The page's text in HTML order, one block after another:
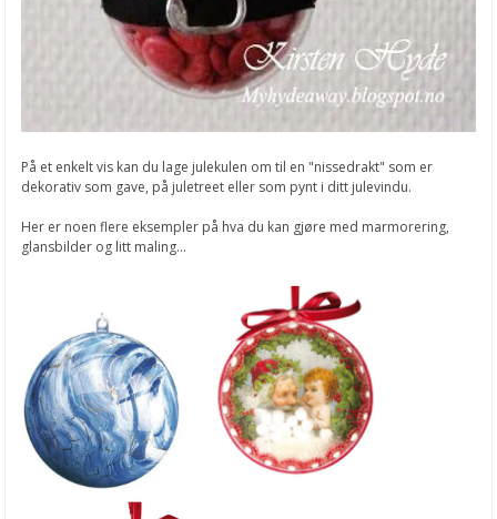
På et enkelt vis kan du lage julekulen om til en "nissedrakt" som er
dekorativ som gave, på juletreet eller som pynt i ditt julevindu.
Her er noen flere eksempler på hva du kan gjøre med marmorering,
glansbilder og litt maling...